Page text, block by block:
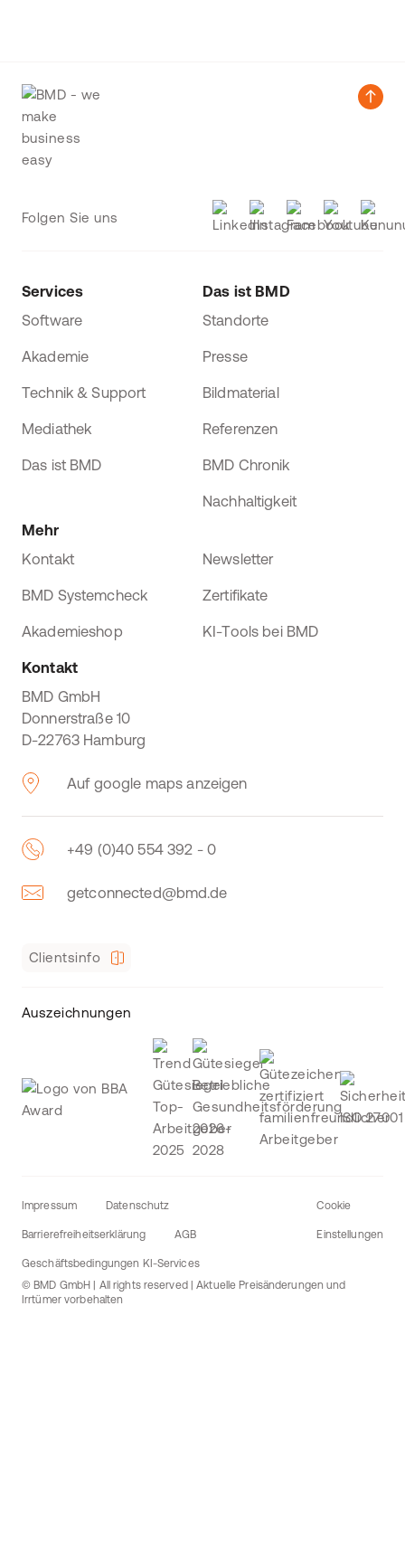
Folgen Sie uns
Services
Software
Akademie
Technik & Support
Mediathek
Das ist BMD
Das ist BMD
Standorte
Presse
Bildmaterial
Referenzen
BMD Chronik
Nachhaltigkeit
Mehr
Kontakt
Newsletter
BMD Systemcheck Zertifikate
Akademieshop KI-Tools bei BMD
Kontakt
BMD GmbH
Donnerstraße 10
D-22763 Hamburg
Auf google maps anzeigen
+49 (0)40 554 392 - 0
getconnected@bmd.de
Clientsinfo
Auszeichnungen
Impressum Datenschutz
Barrierefreiheitserklärung AGB
Geschäftsbedingungen KI-Services
Cookie
Einstellungen
© BMD GmbH | All rights reserved | Aktuelle Preisänderungen und
Irrtümer vorbehalten